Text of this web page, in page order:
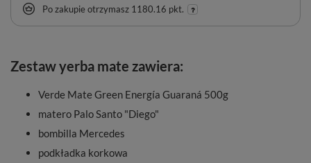
Po zakupie otrzymasz 1180.16 pkt.
Zestaw yerba mate zawiera:
Verde Mate Green Energía Guaraná 500g
matero Palo Santo "Diego"
bombilla Mercedes
podkładka korkowa